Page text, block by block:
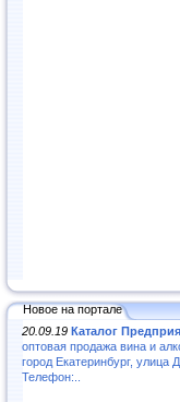
Новое на портале
20.09.19 Каталог
оптовая продажа вина и
город Екатеринбург, улица
Телефон:..